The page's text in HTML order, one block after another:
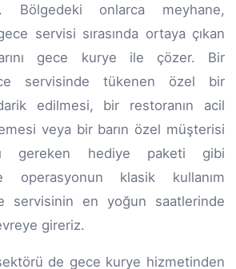
Bölgedeki onlarca meyhane,
servisi sırasında ortaya çıkan
gece kurye ile çözer. Bir
servisinde tükenen özel bir
edilmesi, bir restoranın acil
veya bir barın özel müşterisi
gereken hediye paketi gibi
operasyonun klasik kullanım
servisinin en yoğun saatlerinde
gireriz.
de gece kurye hizmetinden